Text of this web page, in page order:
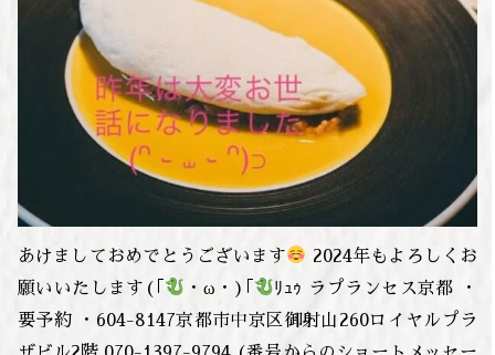
あけましておめでとうございます
2024年もよろしくお
願いいたします(｢
・ω・)｢
ﾘｭｩ ラプランセス京都 ・
要予約 ・604-8147京都市中京区御射山260ロイヤルプラ